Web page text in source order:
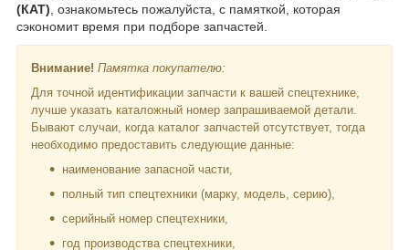
(КАТ) , ознакомьтесь пожалуйста, с памяткой, которая
сэкономит время при подборе запчастей.
Внимание! Памятка покупателю:
Для точной идентификации запчасти к вашей спецтехнике,
лучше указать каталожный номер запрашиваемой детали.
Бывают случаи, когда каталог запчастей отсутствует, тогда
необходимо предоставить следующие данные:
наименование запасной части,
полный тип спецтехники (марку, модель, серию),
серийный номер спецтехники,
год производства спецтехники,